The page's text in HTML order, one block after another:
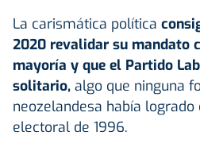
La carismática política
2020 revalidar su mandato
mayoría y que el Partido
solitario, algo que ninguna
neozelandesa había
electoral de 1996.